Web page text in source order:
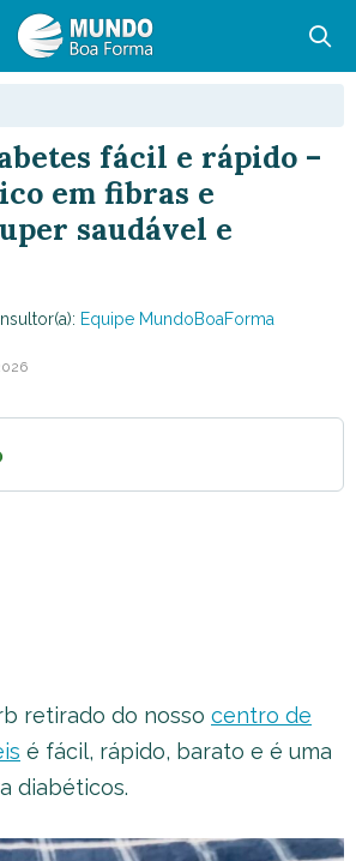
fácil e rápido –
em fibras e
saudável e
Equipe MundoBoaForma
retirado do nosso centro de
é fácil, rápido, barato e é uma
diabéticos.